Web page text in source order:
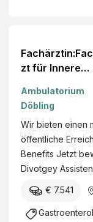
zt für Innere
ohne Nacht-
e
Ambulatorium
Döbling
Wir bieten einen
öffentliche
Benefits Jetzt
Divotgey
€ 7.541